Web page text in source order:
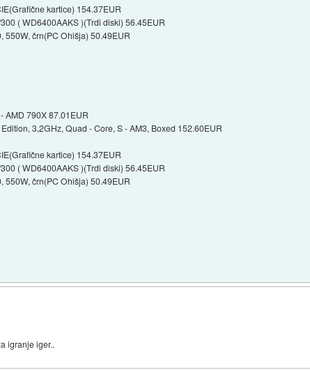
kartice) 154.37EUR
( WD6400AAKS )(Trdi diski) 56.45EUR
550W, črn(PC Ohišja) 50.49EUR
AMD 790X 87.01EUR
3,2GHz, Quad - Core, S - AM3, Boxed 152.60EUR
kartice) 154.37EUR
( WD6400AAKS )(Trdi diski) 56.45EUR
550W, črn(PC Ohišja) 50.49EUR
igranje iger..